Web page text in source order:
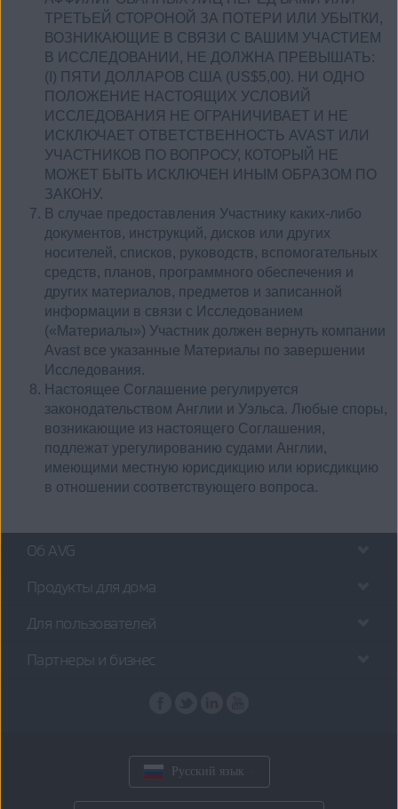
ТРЕТЬЕЙ СТОРОНОЙ ЗА ПОТЕРИ ИЛИ УБЫТКИ,
ВОЗНИКАЮЩИЕ В СВЯЗИ С ВАШИМ УЧАСТИЕМ
В ИССЛЕДОВАНИИ, НЕ ДОЛЖНА ПРЕВЫШАТЬ:
(I) ПЯТИ ДОЛЛАРОВ США (US$5,00). НИ ОДНО
ПОЛОЖЕНИЕ НАСТОЯЩИХ УСЛОВИЙ
ИССЛЕДОВАНИЯ НЕ ОГРАНИЧИВАЕТ И НЕ
ИСКЛЮЧАЕТ ОТВЕТСТВЕННОСТЬ AVAST ИЛИ
УЧАСТНИКОВ ПО ВОПРОСУ, КОТОРЫЙ НЕ
МОЖЕТ БЫТЬ ИСКЛЮЧЕН ИНЫМ ОБРАЗОМ ПО
ЗАКОНУ.
В случае предоставления Участнику каких-либо
документов, инструкций, дисков или других
носителей, списков, руководств, вспомогательных
средств, планов, программного обеспечения и
других материалов, предметов и записанной
информации в связи с Исследованием
(«Материалы») Участник должен вернуть компании
Avast все указанные Материалы по завершении
Исследования.
Настоящее Соглашение регулируется
законодательством Англии и Уэльса. Любые споры,
возникающие из настоящего Соглашения,
подлежат урегулированию судами Англии,
имеющими местную юрисдикцию или юрисдикцию
в отношении соответствующего вопроса.
Об AVG
Продукты для дома
Для пользователей
Партнеры и бизнес
Русский язык